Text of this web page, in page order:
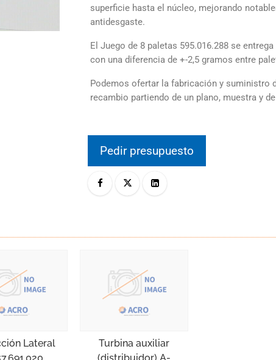
superficie hasta el núcleo, mejorando
antidesgaste.
El Juego de 8 paletas 595.016.288 se
con una diferencia de +-2,5 gramos entre
Podemos ofertar la fabricación y suministro
recambio partiendo de un plano, muestra y
Pedir presupuesto
Lateral
Turbina auxiliar